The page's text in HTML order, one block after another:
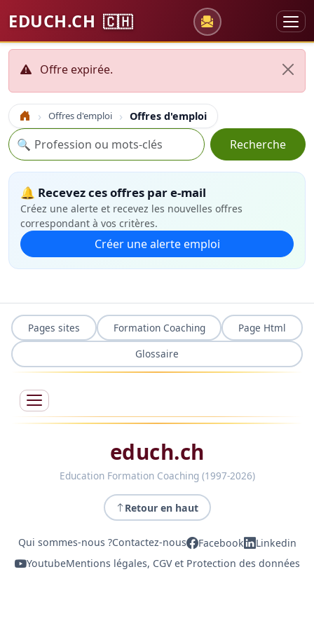
EDUCH.CH 🇨🇭
Offre expirée.
Accueil Offres d'emploi Offres d'emploi
Recherche
🔍 Recherche
🔔 Recevez ces offres par e-mail
Créez une alerte et recevez les nouvelles offres
correspondant à vos critères.
Créer une alerte emploi
Pages sites Formation Coaching
Page Html
Glossaire
educh.ch
Education Formation Coaching (1997-2026)
Retour en haut
Qui sommes-nous ?Contactez-nous Facebook
Linkedin
YoutubeMentions légales, CGV et Protection des données